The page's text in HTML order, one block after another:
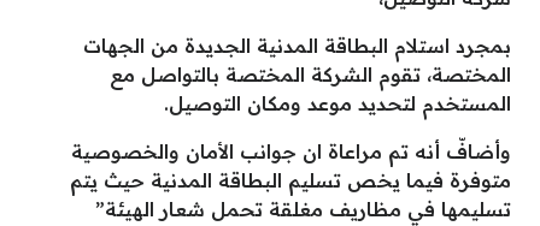
بمجرد استلام البطاقة المدنية الجديدة من الجهات
المختصة، تقوم الشركة المختصة بالتواصل مع
المستخدم لتحديد موعد ومكان التوصيل.
وأضافّ أنه تم مراعاة ان جوانب الأمان والخصوصية
متوفرة فيما يخص تسليم البطاقة المدنية حيث يتم
تسليمها في مظاريف مغلقة تحمل شعار الهيئة”